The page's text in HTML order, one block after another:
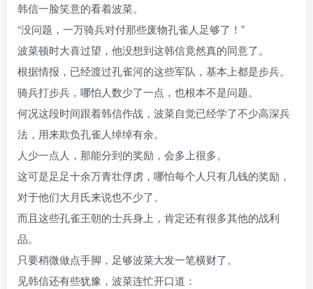
韩信一脸笑意的看着波菜。
“没问题，一万骑兵对付那些废物孔雀人足够了！”
波菜顿时大喜过望，他没想到这韩信竟然真的同意了。
根据情报，已经渡过孔雀河的这些军队，基本上都是步兵。
骑兵打步兵，哪怕人数少了一点，也根本不是问题。
何况这段时间跟着韩信作战，波菜自觉已经学了不少高深兵
法，用来欺负孔雀人绰绰有余。
人少一点人，那能分到的奖励，会多上很多。
这可是足足十余万青壮俘虏，哪怕每个人只有几钱的奖励，
对于他们大月氏来说也不少了。
而且这些孔雀王朝的士兵身上，肯定还有很多其他的战利
品。
只要稍微做点手脚，足够波菜大发一笔横财了。
见韩信还有些犹豫，波菜连忙开口道：